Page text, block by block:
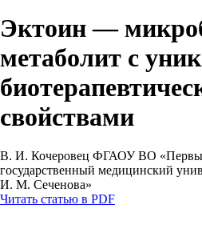
Эктоин —
метаболит с
свойствами
В. И. Кочеровец ФГАОУ ВО
государственный медицинский
И. М. Сеченова»
Читать статью в PDF